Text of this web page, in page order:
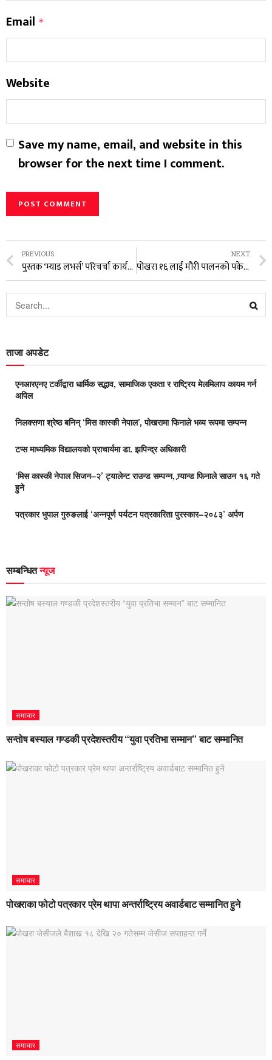
Email *
Website
Save my name, email, and website in this
browser for the next time I comment.
PREVIOUS
पुस्तक ‘म्याड लभर्स’ परिचर्चा कार्यक्रम सम्पन्न
NEXT
पोखरा १६ लाई मौरी पालनको पकेट क्षेत्रका रूपमा विकास गरिने
ताजा अपडेट
एनआरएनए टर्कीद्वारा धार्मिक सद्भाव, सामाजिक एकता र राष्ट्रिय मेलमिलाप कायम गर्न
अपिल
निलक्सणा श्रेष्ठ बनिन् ‘मिस कास्की नेपाल’, पोखरामा फिनाले भव्य रूपमा सम्पन्न
टप्स माध्यमिक विद्यालयको प्राचार्यमा डा. झपिन्द्र अधिकारी
‘मिस कास्की नेपाल सिजन–२’ ट्यालेन्ट राउन्ड सम्पन्न, ग्र्यान्ड फिनाले साउन १६ गते
हुने
पत्रकार भुपाल गुरुङलाई ‘अन्नपूर्ण पर्यटन पत्रकारिता पुरस्कार–२०८३’ अर्पण
सम्बन्धितन्यूज
समाचार
सन्तोष बस्याल गण्डकी प्रदेशस्तरीय “युवा प्रतिभा सम्मान” बाट सम्मानित
समाचार
पोखराका फोटो पत्रकार प्रेम थापा अन्तर्राष्ट्रिय अवार्डबाट सम्मानित हुने
समाचार